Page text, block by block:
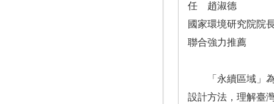
任 趙淑德
國家環境研究院
聯合強力推薦
「永續區域」為
設計方法，理解臺